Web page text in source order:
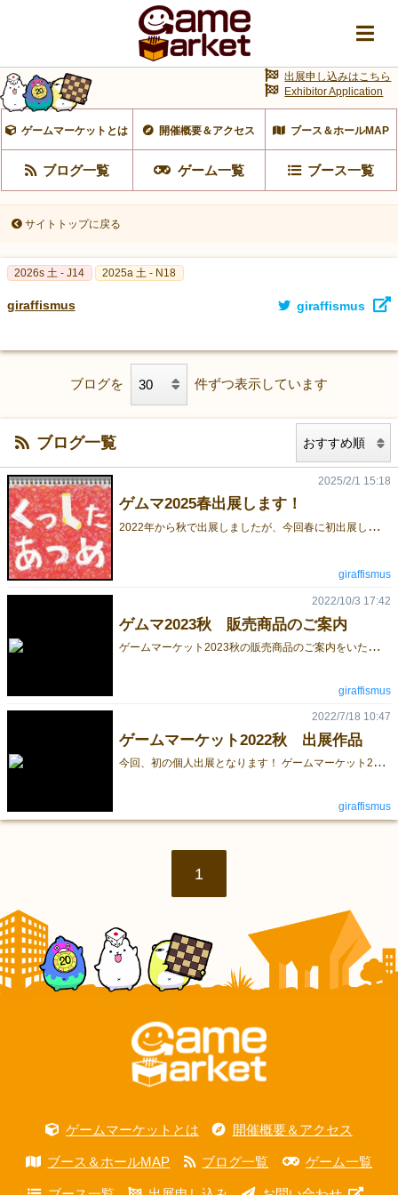
ゲームマーケットとは 開催概要＆アクセス ブース＆ホールMAP
ブログ一覧 ゲーム一覧 ブース一覧
出展申し込みはこちら
Exhibitor Application
サイトトップに戻る
2026s 土 - J14 2025a 土 - N18
giraffismus giraffismus
ブログを 件ずつ表示しています
ブログ一覧
ゲムマ2025春出展します！
2
022年から秋で出展しましたが、今回春に初出展します！今回の新作はトランプのあるゲームをベースにした「くつした」がテーマのゲームとなります。お楽しみに♪
2025/2/1 15:18
giraffismus
ゲムマ2023秋 販売商品のご案内
ゲ
ームマーケット2023秋の販売商品のご案内をいたします。 ご予約フォームより、事前のお取り置きを行っております。 ------------------------------ 化石コレクション『fossil（フォッシル）』 ★ゲーム詳細★ https://gamemarket.jp/game/182047 ------------------------------ ビルド＆リリース『CHAIN（チェイン）』 ★ゲーム詳細★ https://gamemarket.jp/game/179995/?preview=3bcf6eecb2611212e088d0d91f2ade9c ------------------------------ ・とってもトーテム ★ゲーム詳細★ https://gamemarket.jp/game/179981/?preview=3bcf6eecb2611212e088d0d91f2ade9c ------------------------------ ・トリックテイキング「ヤドカリック」 ★ゲーム詳細★ https://gamemarket.jp/game/179980/?preview=3bcf6eecb2611212e088d0d91f2ade9c ------------------------------ ・ダイス＆セットコレクション「イモコロ」 ★ゲーム詳細★ https://gamemarket.jp/game/179979/?preview=3bcf6eecb2611212e088d0d91f2ade9c ------------------------------ ・エイリアンメーカー・ブラックレーベル ★ゲーム詳細★ https://gamemarket.jp/game/179978/?preview=3bcf6eecb2611212e088d0d91f2ade9c ------------------------------ ★全商品 予約フォーム https://docs.google.com/forms/d/e/1FAIpQLScj1E3C-zWMH9pMLYus7pWDXe23_lE1NJFCjTOrhgw62L84OA/viewform
2022/10/3 17:42
giraffismus
ゲームマーケット2022秋 出展作品
今
回、初の個人出展となります！ ゲームマーケット2022秋の出展作品については下記ブログをご覧ください。 https://giraffismus.tumblr.com/post/689347080682110976/gamemarket2022autumn
2022/7/18 10:47
giraffismus
1
ゲームマーケットとは 開催概要＆アクセス
ブース＆ホールMAP ブログ一覧 ゲーム一覧